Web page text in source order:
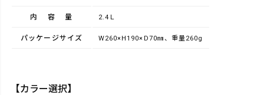
内容量 2.4Ｌ
パッケージサイズ W260×H190×D70㎜、重量260g
【カラー選択】